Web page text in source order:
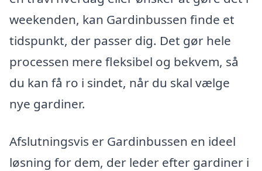
weekenden, kan Gardinbussen finde et
tidspunkt, der passer dig. Det gør hele
processen mere fleksibel og bekvem, så
du kan få ro i sindet, når du skal vælge
nye gardiner.
Afslutningsvis er Gardinbussen en ideel
løsning for dem, der leder efter gardiner i